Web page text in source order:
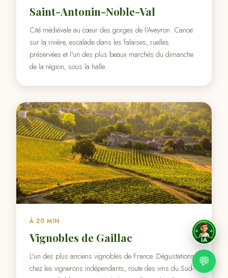
Saint-Antonin-Noble-Val
Cité médiévale au cœur des gorges de l'Aveyron. Canoë
sur la rivière, escalade dans les falaises, ruelles
préservées et l'un des plus beaux marchés du dimanche
de la région, sous la halle.
À 20 MIN
Vignobles de Gaillac
L'un des plus anciens vignobles de France. Dégustations
chez les vignerons indépendants, route des vins du Sud- 💬